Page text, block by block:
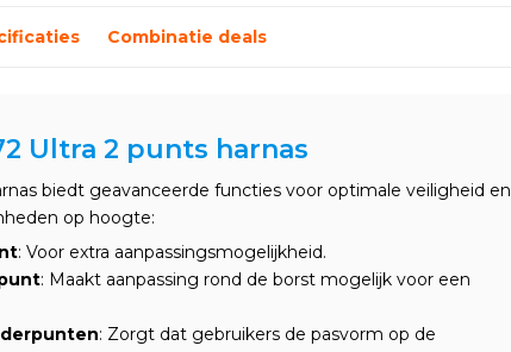
Combinatie deals
Ultra 2 punts harnas
biedt geavanceerde functies voor optimale veiligheid en
op hoogte:
: Voor extra aanpassingsmogelijkheid.
: Maakt aanpassing rond de borst mogelijk voor een
: Zorgt dat gebruikers de pasvorm op de